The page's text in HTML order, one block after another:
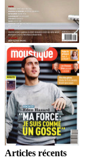
Articles récents